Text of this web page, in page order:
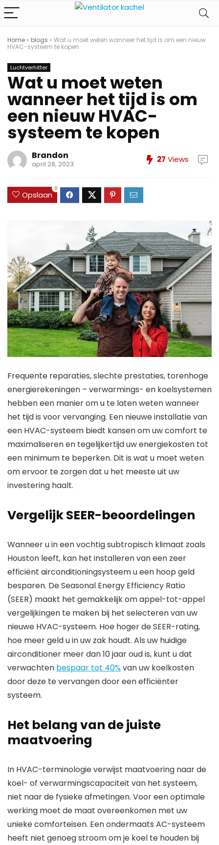
Home » blogs » Wat u moet weten wanneer het tijd is om een ​​nieuw
HVAC-systeem te kopen
Luchtverhitter
Wat u moet weten
wanneer het tijd is om
een ​​nieuw HVAC-
systeem te kopen
Brandon
april 28, 2023 27 Views
Opslaan
0
Frequente reparaties, slechte prestaties, torenhoge
energierekeningen – verwarmings- en koelsystemen
hebben een manier om u te laten weten wanneer
het tijd is voor vervanging. Een nieuwe installatie van
een HVAC-systeem biedt kansen om uw comfort te
maximaliseren en tegelijkertijd uw energiekosten tot
een minimum te beperken. Dit is wat u moet weten
om ervoor te zorgen dat u het meeste uit uw
investering haalt.
Vergelijk SEER-beoordelingen
Wanneer u in een vochtig subtropisch klimaat zoals
Houston leeft, kan het installeren van een zeer
efficiënt airconditioningsysteem u een hoop geld
besparen. De Seasonal Energy Efficiency Ratio
(SEER) maakt het gemakkelijk om appel-tot-appel
vergelijkingen te maken bij het selecteren van uw
nieuwe HVAC-systeem. Hoe hoger de SEER-rating,
hoe meer geld u in uw zak houdt. Als uw huidige
airconditioner meer dan 10 jaar oud is, kunt u dat
verwachten bespaar tot 40%van uw koelkosten
door deze te vervangen door een efficiënter
systeem.
Het belang van de juiste
maatvoering
In HVAC-terminologie verwijst maatvoering naar de
koel- of verwarmingscapaciteit van het systeem,
niet naar de fysieke afmetingen. Voor een optimale
werking moet de maat overeenkomen met uw
unieke comforteisen. Een ondermaats AC-systeem
heeft niet genoeg stroom om je koel te houden bij